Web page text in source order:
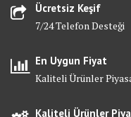
Ücretsiz Keşif
7/24 Telefon Desteği
En Uygun Fiyat
Kaliteli Ürünler
Kaliteli Ürünler